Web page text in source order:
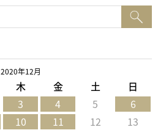
2020年12月
木 金 土 日
3 4 5
6
10 11 12
13